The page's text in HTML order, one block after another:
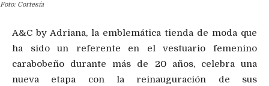
Foto: Cortesía
A&C by Adriana, la emblemática tienda de moda que
ha sido un referente en el vestuario femenino
carabobeño durante más de 20 años, celebra una
nueva etapa con la reinauguración de sus